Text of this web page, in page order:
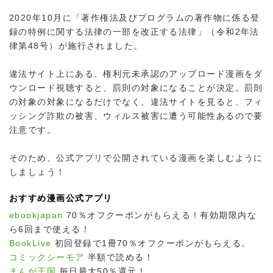
2020年10月に「著作権法及びプログラムの著作物に係る登
録の特例に関する法律の一部を改正する法律」（令和2年法
律第48号）が施行されました。
違法サイト上にある、権利元未承認のアップロード漫画をダ
ウンロード視聴すると、罰則の対象になることが決定。罰則
の対象の対象になるだけでなく、違法サイトを見ると、フィ
ッシング詐欺の被害、ウィルス被害に遭う可能性あるので要
注意です。
そのため、公式アプリで公開されている漫画を楽しむように
しましょう！
おすすめ漫画公式アプリ
ebookjapan 70％オフクーポンがもらえる！有効期限内な
ら6回まで使える！
BookLive 初回登録で1冊70％オフクーポンがもらえる。
コミックシーモア 半額で読める！